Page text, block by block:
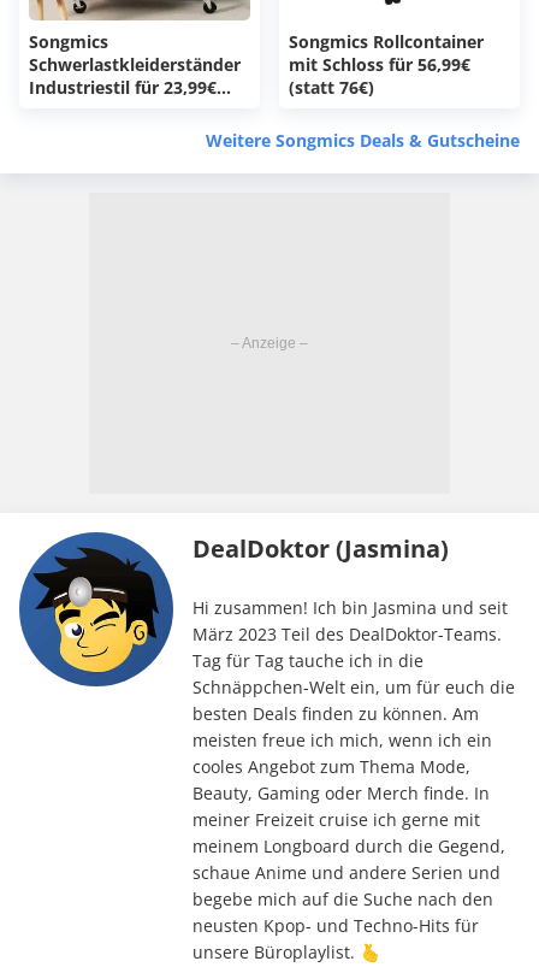
Songmics
Schwerlastkleiderständer
Industriestil für 23,99€
Songmics Rollcontainer
mit Schloss für 56,99€
(statt 76€)
Weitere Songmics Deals & Gutscheine
DealDoktor (Jasmina)
Hi zusammen! Ich bin Jasmina und seit
März 2023 Teil des DealDoktor-Teams.
Tag für Tag tauche ich in die
Schnäppchen-Welt ein, um für euch die
besten Deals finden zu können. Am
meisten freue ich mich, wenn ich ein
cooles Angebot zum Thema Mode,
Beauty, Gaming oder Merch finde. In
meiner Freizeit cruise ich gerne mit
meinem Longboard durch die Gegend,
schaue Anime und andere Serien und
begebe mich auf die Suche nach den
neusten Kpop- und Techno-Hits für
unsere Büroplaylist. 🫰